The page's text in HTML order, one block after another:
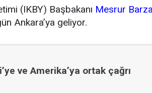
(IKBY) Başbakanı Mesrur
Ankara’ya geliyor.
ve Amerika’ya ortak çağrı